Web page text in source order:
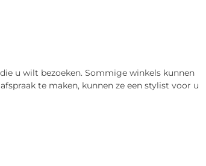
u wilt bezoeken. Sommige winkels kunnen
te maken, kunnen ze een stylist voor u